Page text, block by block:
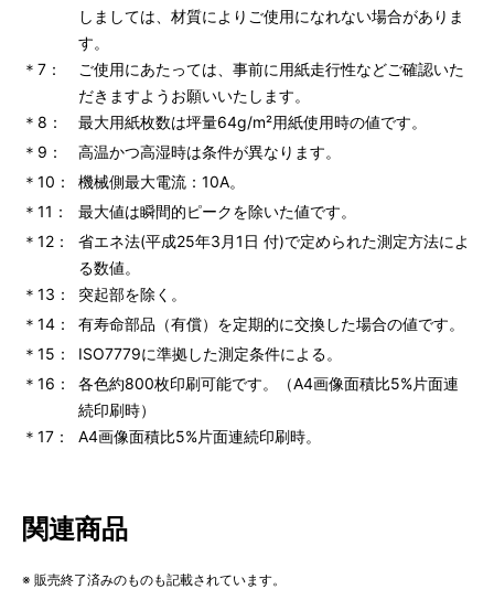
しましては、材質によりご使用になれない場合がありま
す。
＊7：
ご使用にあたっては、事前に用紙走行性などご確認いた
だきますようお願いいたします。
＊8：
最大用紙枚数は坪量64g/m²用紙使用時の値です。
＊9：
高温かつ高湿時は条件が異なります。
＊10：
機械側最大電流：10A。
＊11：
最大値は瞬間的ピークを除いた値です。
＊12：
省エネ法(平成25年3月1日 付)で定められた測定方法によ
る数値。
＊13：
突起部を除く。
＊14：
有寿命部品（有償）を定期的に交換した場合の値です。
＊15：
ISO7779に準拠した測定条件による。
＊16：
各色約800枚印刷可能です。（A4画像面積比5%片面連
続印刷時）
＊17：
A4画像面積比5%片面連続印刷時。
関連商品
※ 販売終了済みのものも記載されています。